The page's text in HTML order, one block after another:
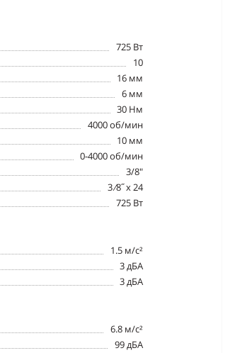
725 Вт
10
16 мм
6 мм
30 Нм
4000 об/мин
10 мм
0-4000 об/мин
3/8"
3 ⁄8˝ x 24
725 Вт
1.5 м/с²
3 дБА
3 дБА
6.8 м/с²
99 дБА